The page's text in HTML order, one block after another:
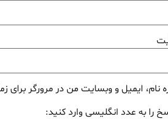
نام، ایمیل و وبسایت من در مرورگر برای
را به عدد انگلیسی وارد کنید: